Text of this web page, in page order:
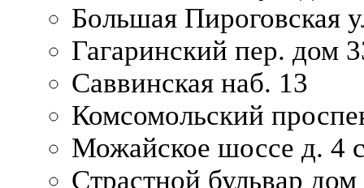
Большая Пироговская
Гагаринский пер. дом
Саввинская наб. 13
Комсомольский
Можайское шоссе д. 4
Страстной бульвар дом